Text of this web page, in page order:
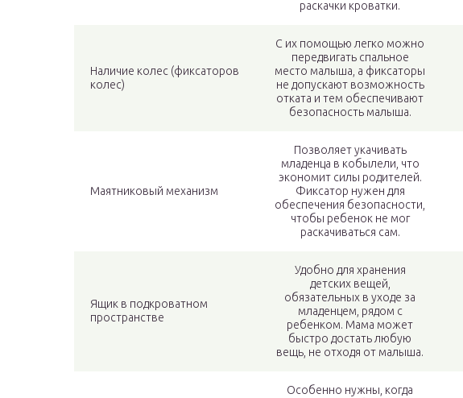
раскачки кроватки.
Наличие колес (фиксаторов
колес)
С их помощью легко можно
передвигать спальное
место малыша, а фиксаторы
не допускают возможность
отката и тем обеспечивают
безопасность малыша.
Маятниковый механизм
Позволяет укачивать
младенца в кобылели, что
экономит силы родителей.
Фиксатор нужен для
обеспечения безопасности,
чтобы ребенок не мог
раскачиваться сам.
Ящик в подкроватном
пространстве
Удобно для хранения
детских вещей,
обязательных в уходе за
младенцем, рядом с
ребенком. Мама может
быстро достать любую
вещь, не отходя от малыша.
Особенно нужны, когда